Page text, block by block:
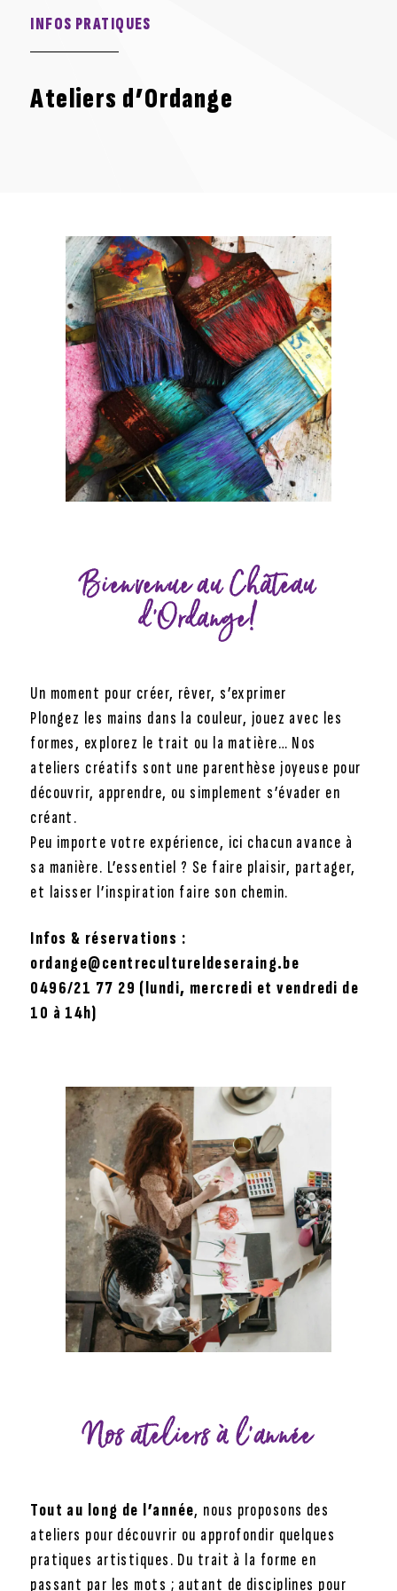
INFOS PRATIQUES
Ateliers d’Ordange
Bienvenue au Château
d’Ordange!
Un moment pour créer, rêver, s’exprimer
Plongez les mains dans la couleur, jouez avec les
formes, explorez le trait ou la matière… Nos
ateliers créatifs sont une parenthèse joyeuse pour
découvrir, apprendre, ou simplement s’évader en
créant.
Peu importe votre expérience, ici chacun avance à
sa manière. L’essentiel ? Se faire plaisir, partager,
et laisser l’inspiration faire son chemin.
Infos & réservations :
ordange@centrecultureldeseraing.be
0496/21 77 29 (lundi, mercredi et vendredi de
10 à 14h)
Nos ateliers à l’année
Tout au long de l’année, nous proposons des
ateliers pour découvrir ou approfondir quelques
pratiques artistiques. Du trait à la forme en
passant par les mots ; autant de disciplines pour